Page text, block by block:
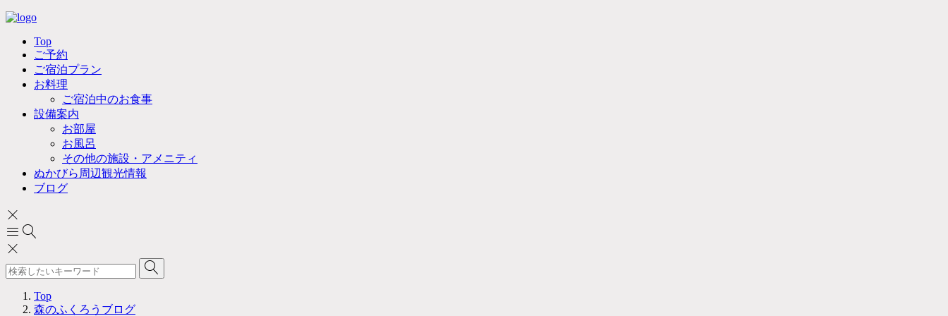
Top
ご予約
ご宿泊プラン
お料理
ご宿泊中のお食事
設備案内
お部屋
お風呂
その他の施設・アメニティ
ぬかびら周辺観光情報
ブログ
Top
森のふくろうブログ